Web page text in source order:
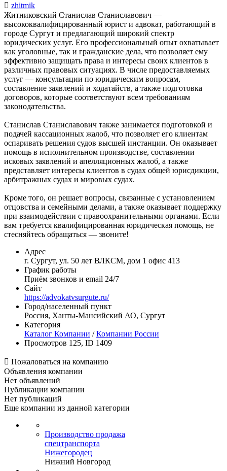
 zhitmik
Житниковский Станислав Станиславович —
высококвалифицированный юрист и адвокат, работающий в
городе Сургут и предлагающий широкий спектр
юридических услуг. Его профессиональный опыт охватывает
как уголовные, так и гражданские дела, что позволяет ему
эффективно защищать права и интересы своих клиентов в
различных правовых ситуациях. В числе предоставляемых
услуг — консультации по юридическим вопросам,
составление заявлений и ходатайств, а также подготовка
договоров, которые соответствуют всем требованиям
законодательства.
Станислав Станиславович также занимается подготовкой и
подачей кассационных жалоб, что позволяет его клиентам
оспаривать решения судов высшей инстанции. Он оказывает
помощь в исполнительном производстве, составлении
исковых заявлений и апелляционных жалоб, а также
представляет интересы клиентов в судах общей юрисдикции,
арбитражных судах и мировых судах.
Кроме того, он решает вопросы, связанные с установлением
отцовства и семейными делами, а также оказывает поддержку
при взаимодействии с правоохранительными органами. Если
вам требуется квалифицированная юридическая помощь, не
стесняйтесь обращаться — звоните!
Адрес
г. Сургут, ул. 50 лет ВЛКСМ, дом 1 офис 413
График работы
Приём звонков и email 24/7
Сайт
https://advokatvsurgute.ru/
Город/населенный пункт
Россия, Ханты-Мансийский АО, Сургут
Категория
Каталог Компании /Компании России
Просмотров 125, ID 1409
 Пожаловаться на компанию
Объявления компании
Нет объявлений
Публикации компании
Нет публикаций
Еще компании из данной категории
Производство продажа
спецтранспорта
Нижегородец
Нижний Новгород